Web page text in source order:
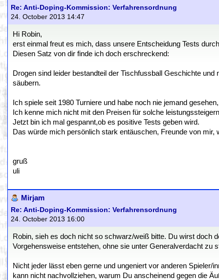
Re: Anti-Doping-Kommission: Verfahrensordnung
24. October 2013 14:47
Hi Robin,
erst einmal freut es mich, dass unsere Entscheidung Tests
Diesen Satz von dir finde ich doch erschreckend:
Drogen sind leider bestandteil der Tischfussball Geschichte
säubern.
Ich spiele seit 1980 Turniere und habe noch nie jemand
Ich kenne mich nicht mit den Preisen für solche
Jetzt bin ich mal gespannt,ob es positive Tests geben wird.
Das würde mich persönlich stark entäuschen, Freunde von
gruß
uli
Mirjam
Re: Anti-Doping-Kommission: Verfahrensordnung
24. October 2013 16:00
Robin, sieh es doch nicht so schwarz/weiß bitte. Du wirst doch
Vorgehensweise entstehen, ohne sie unter Generalverdacht zu
Nicht jeder lässt eben gerne und ungeniert vor anderen
kann nicht nachvollziehen, warum Du anscheinend gegen die